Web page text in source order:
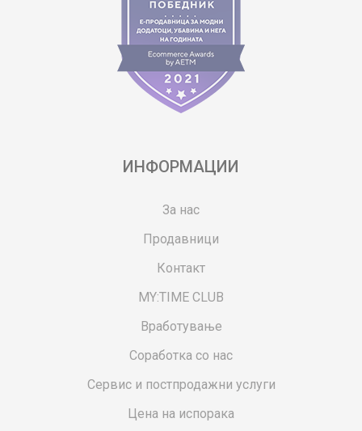
ИНФОРМАЦИИ
За нас
Продавници
Контакт
MY:TIME CLUB
Вработување
Соработка со нас
Сервис и постпродажни услуги
Цена на испорака